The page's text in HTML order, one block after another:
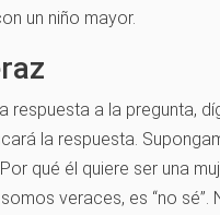
un niño mayor.
respuesta a la pregunta,
la respuesta.
qué él quiere ser una
veraces, es “no sé”.